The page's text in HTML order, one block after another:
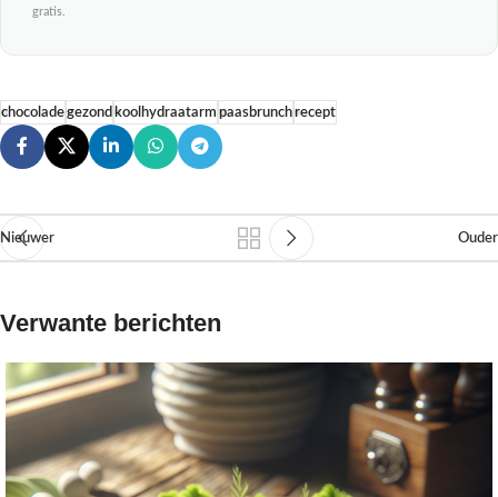
gratis.
chocoladegezond koolhydraatarm paasbrunchrecept
Nieuwer Ouder
Verwante berichten